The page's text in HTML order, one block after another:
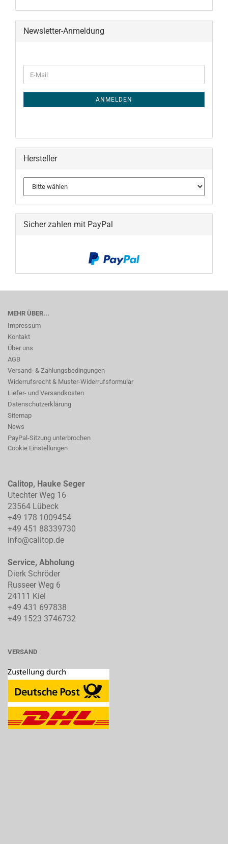
Newsletter-Anmeldung
ZUR
E-
Mail
ANMELDEN
Hersteller
Sicher zahlen mit PayPal
MEHR ÜBER...
Impressum
Kontakt
Über uns
AGB
Versand- & Zahlungsbedingungen
Widerrufsrecht & Muster-Widerrufsformular
Liefer- und Versandkosten
Datenschutzerklärung
Sitemap
News
PayPal-Sitzung unterbrochen
Cookie Einstellungen
Calitop, Hauke Seger
Utechter Weg 16
23564 Lübeck
+49 178 1009454
+49 451 88339730
info@calitop.de
Service, Abholung
Dierk Schröder
Russeer Weg 6
24111 Kiel
+49 431 697838
+49 1523 3746732
VERSAND